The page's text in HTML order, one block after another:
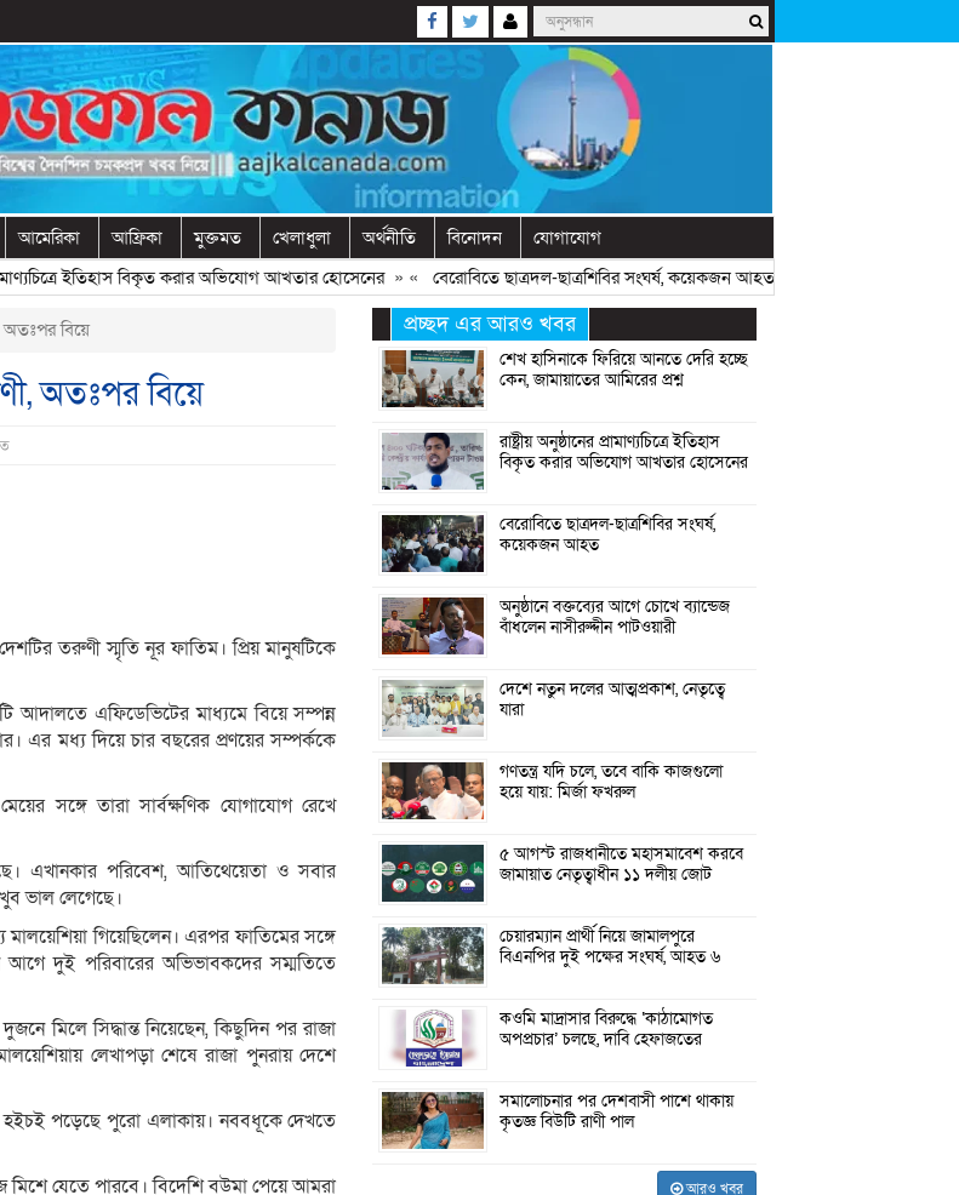
আমেরিকা আফ্রিকা মুক্তমত খেলাধুলা অর্থনীতি বিনোদন যোগাযোগ
ইতিহাস বিকৃত করার অভিযোগ আখতার হোসেনের» «বেরোবিতে ছাত্রদল-ছাত্রশিবির সংঘর্ষ, কয়েকজন আহত» «
অতঃপর বিয়ে
অতঃপর বিয়ে
তরুণী স্মৃতি নূর ফাতিম। প্রিয় মানুষটিকে
আদালতে এফিডেভিটের মাধ্যমে বিয়ে সম্পন্ন
এর মধ্য দিয়ে চার বছরের প্রণয়ের সম্পর্ককে
সঙ্গে তারা সার্বক্ষণিক যোগাযোগ রেখে
এখানকার পরিবেশ, আতিথেয়েতা ও সবার
ভাল লেগেছে।
গিয়েছিলেন। এরপর ফাতিমের সঙ্গে
দুই পরিবারের অভিভাবকদের সম্মতিতে
মিলে সিদ্ধান্ত নিয়েছেন, কিছুদিন পর রাজা
লেখাপড়া শেষে রাজা পুনরায় দেশে
হইচই পড়েছে পুরো এলাকায়। নববধূকে দেখতে
যেতে পারবে। বিদেশি বউমা পেয়ে আমরা
প্রচ্ছদ এর আরও খবর
শেখ হাসিনাকে ফিরিয়ে আনতে দেরি হচ্ছে
কেন, জামায়াতের আমিরের প্রশ্ন
রাষ্ট্রীয় অনুষ্ঠানের প্রামাণ্যচিত্রে ইতিহাস
বিকৃত করার অভিযোগ আখতার হোসেনের
বেরোবিতে ছাত্রদল-ছাত্রশিবির সংঘর্ষ,
কয়েকজন আহত
অনুষ্ঠানে বক্তব্যের আগে চোখে ব্যান্ডেজ
বাঁধলেন নাসীরুদ্দীন পাটওয়ারী
দেশে নতুন দলের আত্মপ্রকাশ, নেতৃত্বে
যারা
গণতন্ত্র যদি চলে, তবে বাকি কাজগুলো
হয়ে যায়: মির্জা ফখরুল
৫ আগস্ট রাজধানীতে মহাসমাবেশ করবে
জামায়াত নেতৃত্বাধীন ১১ দলীয় জোট
চেয়ারম্যান প্রার্থী নিয়ে জামালপুরে
বিএনপির দুই পক্ষের সংঘর্ষ, আহত ৬
কওমি মাদ্রাসার বিরুদ্ধে ‘কাঠামোগত
অপপ্রচার’ চলছে, দাবি হেফাজতের
সমালোচনার পর দেশবাসী পাশে থাকায়
কৃতজ্ঞ বিউটি রাণী পাল
আরও খবর